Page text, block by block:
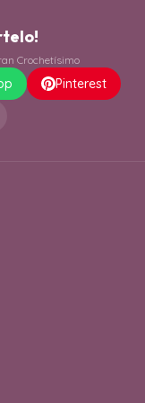
Crochetísimo
Pinterest